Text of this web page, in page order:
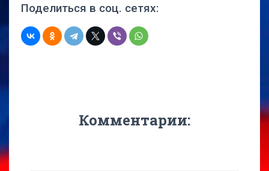
Поделиться в соц. сетях:
Комментарии: